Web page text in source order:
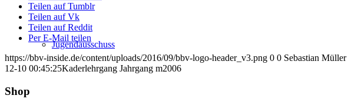
Jugendausschuss
Teilen auf Tumblr
Teilen auf Vk
Teilen auf Reddit
Per E-Mail teilen
https://bbv-inside.de/content/uploads/2016/09/bbv-logo-header_v3.png 0 0 Sebastian Müller
12-10 00:45:25Kaderlehrgang Jahrgang m2006
Shop